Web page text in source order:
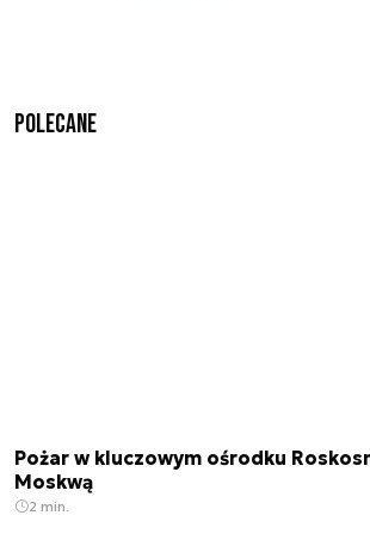
Polecane
Pożar w kluczowym ośrodku
Moskwą
2 min.